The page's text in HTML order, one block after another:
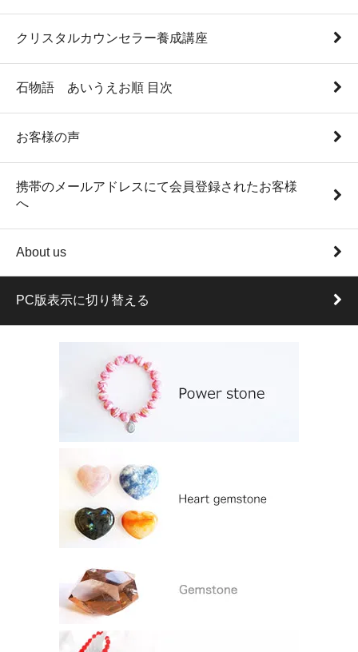
クリスタルカウンセラー養成講座
石物語 あいうえお順 目次
お客様の声
携帯のメールアドレスにて会員登録されたお客様
へ
About us
PC版表示に切り替える